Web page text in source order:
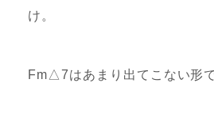
け。
Fm△7はあまり出てこない形